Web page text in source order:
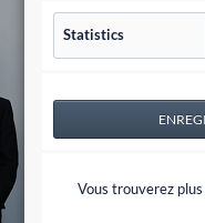
Statistics
Vous trouverez